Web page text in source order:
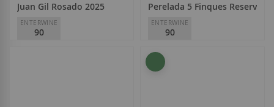
Juan Gil Rosado 2025
ENTERWINE
90
Perelada 5 Finques Reserva
ENTERWINE
90
Castillo de Perelada
D.O.